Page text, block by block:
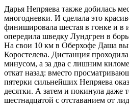
Дарья Непряева также добилась
многодневки. И сделала это
финишировала шестая в гонке и в
опередила шведку Лундгрен в
На свои 10 км в Оберхофе Даша
Коростелева. Дистанция
минусом, а за два с лишним
откат назад: вместо
пятерки сильнейших Непряева
десятки. А затем и покинула даже
шестнадцатой с отставанием от